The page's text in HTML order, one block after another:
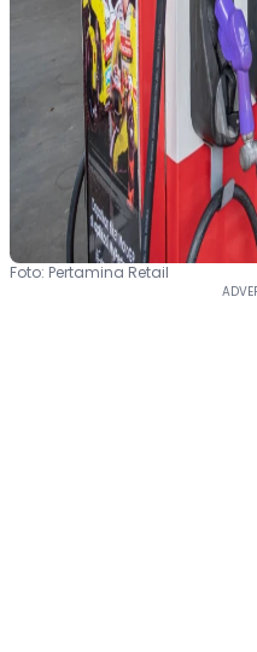
Foto: Pertamina Retail